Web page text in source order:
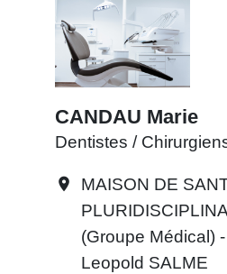
CANDAU Marie
Dentistes /
location_on
MAISON DE
(Groupe Médical)
Leopold SALME